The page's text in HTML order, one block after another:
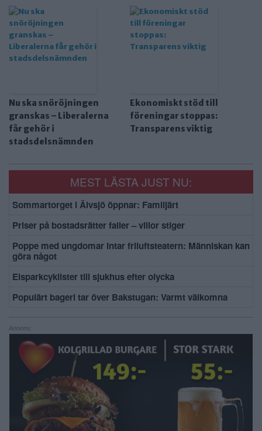
Nu ska snöröjningen
granskas – Liberalerna
får gehör i
stadsdelsnämnden
Ekonomiskt stöd till
föreningar stoppas:
Transparens viktig
MEST LÄSTA JUST NU:
Sommartorget i Älvsjö öppnar: Familjärt
Priser på bostadsrätter faller – villor stiger
Poppe med ungdomar intar friluftsteatern: Människan kan
göra något
Elsparkcyklister till sjukhus efter olycka
Populärt bageri tar över Bakstugan: Varmt välkomna
Annons: